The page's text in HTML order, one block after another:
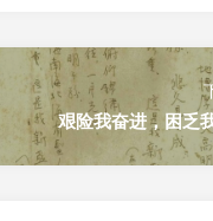
艰险我奋进，困乏